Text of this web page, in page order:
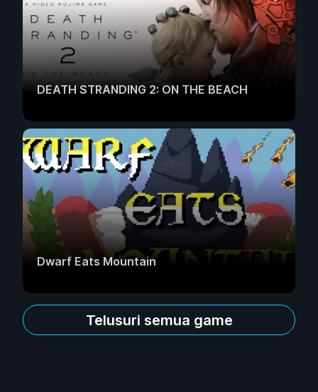
DEATH STRANDING 2: ON THE BEACH
Dwarf Eats Mountain
Telusuri semua game